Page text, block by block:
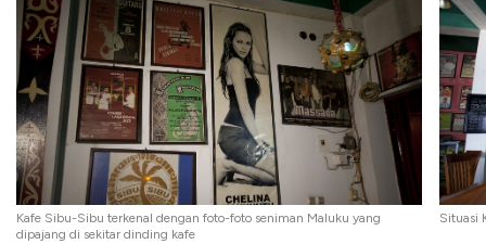
Kafe Sibu-Sibu terkenal dengan foto-foto seniman Maluku yang
dipajang di sekitar dinding kafe
Situasi